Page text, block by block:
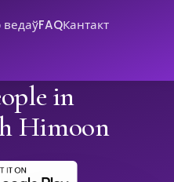
ведаўFAQКантакт
in
Himoon